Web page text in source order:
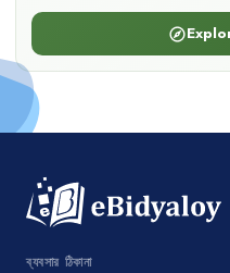
explore
ব্যবসার ঠিকানা